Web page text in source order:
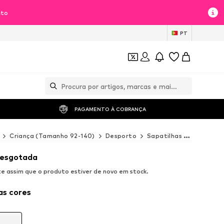
PT
PAGAMENTO À COBRANÇA
Criança (Tamanho 92-140) Desporto Sapatilhas de desporto
assim que o produto estiver de novo em stock.
cores